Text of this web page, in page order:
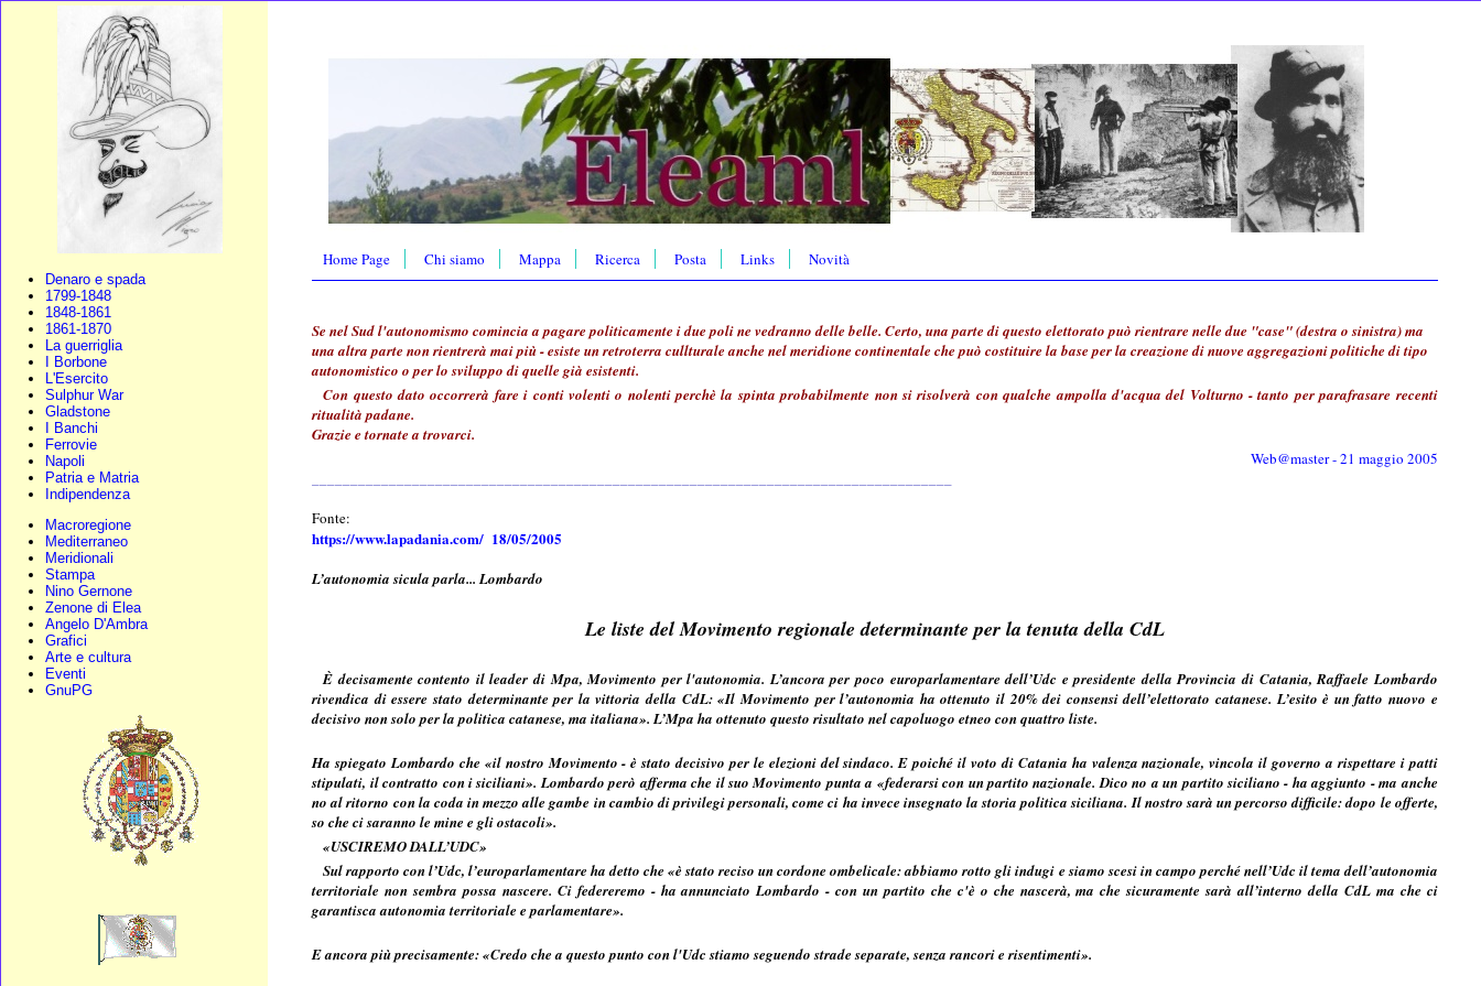
Denaro e spada
1799-1848
1848-1861
1861-1870
La guerriglia
I Borbone
L'Esercito
Sulphur War
Gladstone
I Banchi
Ferrovie
Napoli
Patria e Matria
Indipendenza
Macroregione
Mediterraneo
Meridionali
Stampa
Nino Gernone
Zenone di Elea
Angelo D'Ambra
Grafici
Arte e cultura
Eventi
GnuPG
Home Page Chi siamo Mappa Ricerca Posta Links Novità
Se nel Sud l'autonomismo comincia a pagare politicamente i due poli ne vedranno delle belle. Certo, una parte di questo elettorato può rientrare nelle due "case" (destra o sinistra) ma
una altra parte non rientrerà mai più - esiste un retroterra cullturale anche nel meridione continentale che può costituire la base per la creazione di nuove aggregazioni politiche di tipo
autonomistico o per lo sviluppo di quelle già esistenti.
Con questo dato occorrerà fare i conti volenti o nolenti perchè la spinta probabilmente non si risolverà con qualche ampolla d'acqua del Volturno - tanto per parafrasare recenti
ritualità padane.
Grazie e tornate a trovarci.
Web@master - 21 maggio 2005
Fonte:
https://www.lapadania.com/ 18/05/2005
L’autonomia sicula parla... Lombardo
Le liste del Movimento regionale determinante per la tenuta della CdL
È decisamente contento il leader di Mpa, Movimento per l'autonomia. L’ancora per poco europarlamentare dell’Udc e presidente della Provincia di Catania, Raffaele Lombardo
rivendica di essere stato determinante per la vittoria della CdL: «Il Movimento per l’autonomia ha ottenuto il 20% dei consensi dell’elettorato catanese. L’esito è un fatto nuovo e
decisivo non solo per la politica catanese, ma italiana». L’Mpa ha ottenuto questo risultato nel capoluogo etneo con quattro liste.
Ha spiegato Lombardo che «il nostro Movimento - è stato decisivo per le elezioni del sindaco. E poiché il voto di Catania ha valenza nazionale, vincola il governo a rispettare i patti
stipulati, il contratto con i siciliani». Lombardo però afferma che il suo Movimento punta a «federarsi con un partito nazionale. Dico no a un partito siciliano - ha aggiunto - ma anche
no al ritorno con la coda in mezzo alle gambe in cambio di privilegi personali, come ci ha invece insegnato la storia politica siciliana. Il nostro sarà un percorso difficile: dopo le offerte,
so che ci saranno le mine e gli ostacoli».
«USCIREMO DALL’UDC»
Sul rapporto con l’Udc, l’europarlamentare ha detto che «è stato reciso un cordone ombelicale: abbiamo rotto gli indugi e siamo scesi in campo perché nell’Udc il tema dell’autonomia
territoriale non sembra possa nascere. Ci federeremo - ha annunciato Lombardo - con un partito che c'è o che nascerà, ma che sicuramente sarà all’interno della CdL ma che ci
garantisca autonomia territoriale e parlamentare».
E ancora più precisamente: «Credo che a questo punto con l'Udc stiamo seguendo strade separate, senza rancori e risentimenti».